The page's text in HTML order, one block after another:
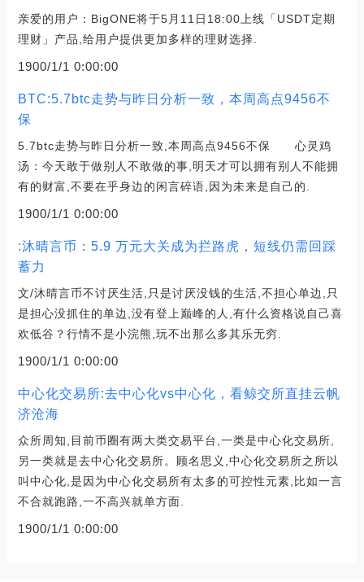
亲爱的用户：BigONE将于5月11日18:00上线「USDT定期
理财」产品,给用户提供更加多样的理财选择.
1900/1/1 0:00:00
BTC:5.7btc走势与昨日分析一致，本周高点9456不
保
5.7btc走势与昨日分析一致,本周高点9456不保 心灵鸡
汤：今天敢于做别人不敢做的事,明天才可以拥有别人不能拥
有的财富,不要在乎身边的闲言碎语,因为未来是自己的.
1900/1/1 0:00:00
:沐晴言币：5.9 万元大关成为拦路虎，短线仍需回踩
蓄力
文/沐晴言币不讨厌生活,只是讨厌没钱的生活,不担心单边,只
是担心没抓住的单边,没有登上巅峰的人,有什么资格说自己喜
欢低谷？行情不是小浣熊,玩不出那么多其乐无穷.
1900/1/1 0:00:00
中心化交易所:去中心化vs中心化，看鲸交所直挂云帆
济沧海
众所周知,目前币圈有两大类交易平台,一类是中心化交易所,
另一类就是去中心化交易所。顾名思义,中心化交易所之所以
叫中心化,是因为中心化交易所有太多的可控性元素,比如一言
不合就跑路,一不高兴就单方面.
1900/1/1 0:00:00